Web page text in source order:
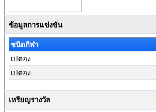
ข้อมูลการแข่งขัน
ชนิดกีฬา
เปตอง
เปตอง
เหรียญรางวัล